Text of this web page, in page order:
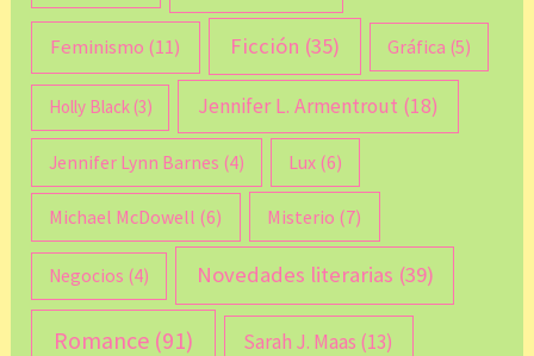
Feminismo (11) Ficción (35) Gráfica (5)
Holly Black(3) Jennifer L. Armentrout (18)
Jennifer Lynn Barnes (4) Lux (6)
Michael McDowell (6) Misterio (7)
Negocios (4) Novedades literarias (39)
Romance (91) Sarah J. Maas (13)